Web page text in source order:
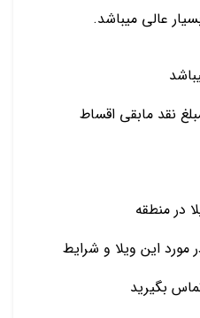
عالی میباشد.
فروش این ویلا ۱/۳ مبلغ نقد مابقی اقساط
در منطقه
این ویلا و شرایط
بگیرید